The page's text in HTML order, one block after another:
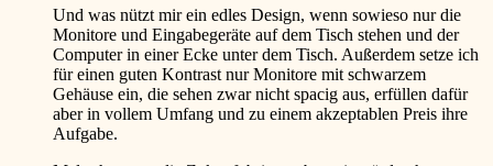
Und was nützt mir ein edles Design, wenn sowieso nur die
Monitore und Eingabegeräte auf dem Tisch stehen und der
Computer in einer Ecke unter dem Tisch. Außerdem setze ich
für einen guten Kontrast nur Monitore mit schwarzem
Gehäuse ein, die sehen zwar nicht spacig aus, erfüllen dafür
aber in vollem Umfang und zu einem akzeptablen Preis ihre
Aufgabe.